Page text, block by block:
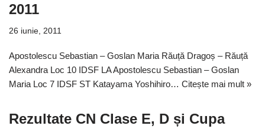
2011
26 iunie, 2011
Apostolescu Sebastian – Goslan Maria Răuță Dragoș – Răuță
Alexandra Loc 10 IDSF LA Apostolescu Sebastian – Goslan
Maria Loc 7 IDSF ST Katayama Yoshihiro… Citește mai mult »
Rezultate CN Clase E, D și Cupa